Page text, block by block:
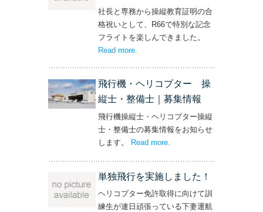
社長と専務から操縦教育証明の合
格祝いとして、R66で特別な記念
フライトを楽しんできました。
Read more
飛行機・ヘリコプター 操
縦士・整備士｜募集情報
飛行機操縦士・ヘリコプター操縦
士・整備士の募集情報をお知らせ
します。
Read more– ‘飛行機・ヘリコプター
.
単独飛行を実施しました！
ヘリコプター免許取得に向けて訓
練生が連日頑張っている下妻運航